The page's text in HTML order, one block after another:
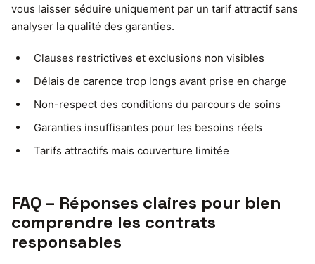
vous laisser séduire uniquement par un tarif attractif sans
analyser la qualité des garanties.
Clauses restrictives et exclusions non visibles
Délais de carence trop longs avant prise en charge
Non-respect des conditions du parcours de soins
Garanties insuffisantes pour les besoins réels
Tarifs attractifs mais couverture limitée
FAQ – Réponses claires pour bien
comprendre les contrats
responsables